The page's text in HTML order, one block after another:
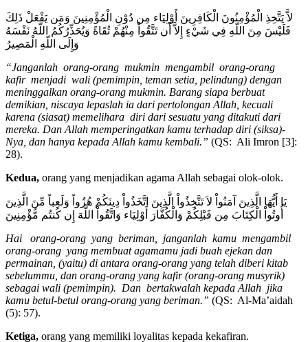
لاَّ يَتَّخِذِ الْمُؤْمِنُونَ الْكَافِرِينَ أَوْلِيَاء مِن دُوْنِ الْمُؤْمِنِينَ وَمَن يَفْعَلْ ذَلِكَ
فَلَيْسَ مِنَ اللّهِ فِي شَيْءٍ إِلاَّ أَن تَتَّقُواْ مِنْهُمْ تُقَاةً وَيُحَذِّرُكُمُ اللّهُ نَفْسَهُ
وَإِلَى اللّهِ الْمَصِيرُ
“Janganlah orang-orang mukmin mengambil orang-orang
kafir menjadi wali (pemimpin, teman setia, pelindung) dengan
meninggalkan orang-orang mukmin. Barang siapa berbuat
demikian, niscaya lepaslah ia dari pertolongan Allah, kecuali
karena (siasat) memelihara diri dari sesuatu yang ditakuti dari
mereka. Dan Allah memperingatkan kamu terhadap diri (siksa)-
Nya, dan hanya kepada Allah kamu kembali.” (QS: Ali Imron [3]:
28).
Kedua, orang yang menjadikan agama Allah sebagai olok-olok.
يَا أَيُّهَا الَّذِينَ آمَنُواْ لاَ تَتَّخِذُواْ الَّذِينَ اتَّخَذُواْ دِينَكُمْ هُزُواً وَلَعِباً مِّنَ الَّذِينَ
أُوتُواْ الْكِتَابَ مِن قَبْلِكُمْ وَالْكُفَّارَ أَوْلِيَاء وَاتَّقُواْ اللّهَ إِن كُنتُم مُّؤْمِنِينَ
Hai orang-orang yang beriman, janganlah kamu mengambil
orang-orang yang membuat agamamu jadi buah ejekan dan
permainan, (yaitu) di antara orang-orang yang telah diberi kitab
sebelummu, dan orang-orang yang kafir (orang-orang musyrik)
sebagai wali (pemimpin). Dan bertakwalah kepada Allah jika
kamu betul-betul orang-orang yang beriman.” (QS: Al-Ma’aidah
(5): 57).
Ketiga, orang yang memiliki loyalitas kepada kekafiran.